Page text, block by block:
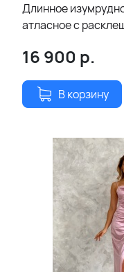
Длинное
атласное с
16 900 р.
В корзину